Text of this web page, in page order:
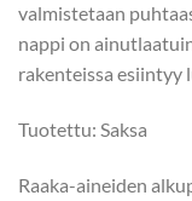
valmistetaan
nappi on
rakenteissa esiintyy
Tuotettu: Saksa
Raaka-aineiden